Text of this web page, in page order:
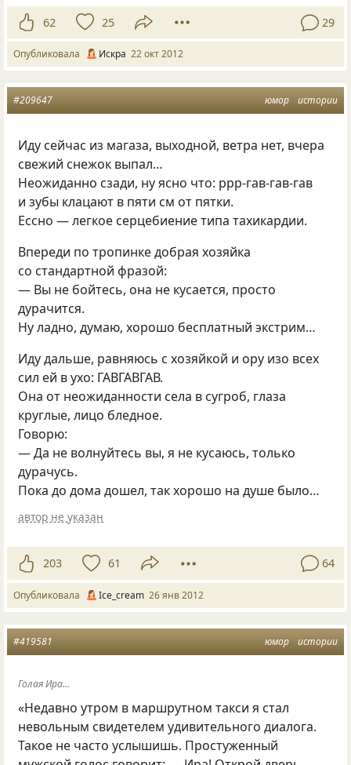
62 25 29
Опубликовала Искра 22 окт 2012
юмор истории
#209647
Иду сейчас из магаза, выходной, ветра нет, вчера
свежий снежок выпал…
Неожиданно сзади, ну ясно что: ррр-гав-гав-гав
и зубы клацают в пяти см от пятки.
Ессно — легкое серцебиение типа тахикардии.
Впереди по тропинке добрая хозяйка
со стандартной фразой:
— Вы не бойтесь, она не кусается, просто
дурачится.
Ну ладно, думаю, хорошо бесплатный экстрим…
Иду дальше, равняюсь с хозяйкой и ору изо всех
сил ей в ухо: ГАВГАВГАВ.
Она от неожиданности села в сугроб, глаза
круглые, лицо бледное.
Говорю:
— Да не волнуйтесь вы, я не кусаюсь, только
дурачусь.
Пока до дома дошел, так хорошо на душе было…
автор не указан
203 61 64
Опубликовала Ice_cream 26 янв 2012
юмор истории
#419581
Голая Ира...
«Недавно утром в маршрутном такси я стал
невольным свидетелем удивительного диалога.
Такое не часто услышишь. Простуженный